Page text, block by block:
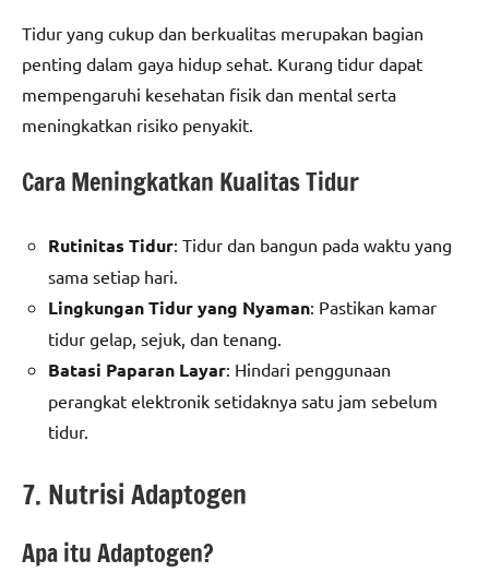
Tidur yang cukup dan berkualitas merupakan bagian
penting dalam gaya hidup sehat. Kurang tidur dapat
mempengaruhi kesehatan fisik dan mental serta
meningkatkan risiko penyakit.
Cara Meningkatkan Kualitas Tidur
Rutinitas Tidur: Tidur dan bangun pada waktu yang
sama setiap hari.
Lingkungan Tidur yang Nyaman: Pastikan kamar
tidur gelap, sejuk, dan tenang.
Batasi Paparan Layar: Hindari penggunaan
perangkat elektronik setidaknya satu jam sebelum
tidur.
7. Nutrisi Adaptogen
Apa itu Adaptogen?